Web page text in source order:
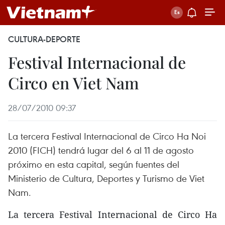
CULTURA-DEPORTE
Festival Internacional de
Circo en Viet Nam
28/07/2010 09:37
La tercera Festival Internacional de Circo Ha Noi
2010 (FICH) tendrá lugar del 6 al 11 de agosto
próximo en esta capital, según fuentes del
Ministerio de Cultura, Deportes y Turismo de Viet
Nam.
La tercera Festival Internacional de Circo Ha